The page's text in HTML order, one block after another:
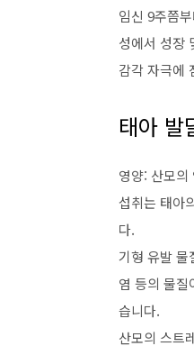
임신 9주쯤
성에서 성장
감각 자극에
태아 발
영양: 산모
섭취는 태아
다.
기형 유발 물
염 등의 물질
습니다.
산모의 스트